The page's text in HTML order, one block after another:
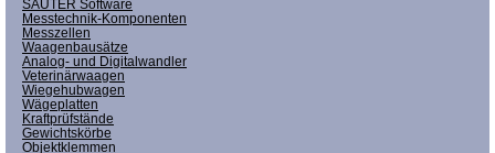
SAUTER Software
Messtechnik-Komponenten
Messzellen
Waagenbausätze
Analog- und Digitalwandler
Veterinärwaagen
Wiegehubwagen
Wägeplatten
Kraftprüfstände
Gewichtskörbe
Objektklemmen